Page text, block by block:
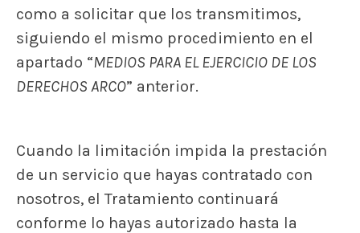
como a solicitar que los transmitimos,
siguiendo el mismo procedimiento en el
apartado “MEDIOS PARA EL EJERCICIO DE LOS
DERECHOS ARCO” anterior.
Cuando la limitación impida la prestación
de un servicio que hayas contratado con
nosotros, el Tratamiento continuará
conforme lo hayas autorizado hasta la